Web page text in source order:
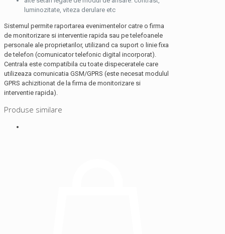
luminozitate, viteza derulare etc
Sistemul permite raportarea evenimentelor catre o firma
de monitorizare si interventie rapida sau pe telefoanele
personale ale proprietarilor, utilizand ca suport o linie fixa
de telefon (comunicator telefonic digital incorporat).
Centrala este compatibila cu toate dispeceratele care
utilizeaza comunicatia GSM/GPRS (este necesat modulul
GPRS achizitionat de la firma de monitorizare si
interventie rapida).
Produse similare